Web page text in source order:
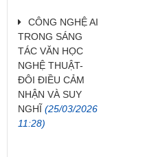
CÔNG NGHỆ AI
TRONG SÁNG
TÁC VĂN HỌC
NGHỆ THUẬT-
ĐÔI ĐIỀU CẢM
NHẬN VÀ SUY
NGHĨ (25/03/2026
11:28)